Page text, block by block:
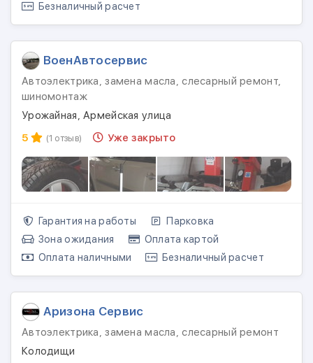
Безналичный расчет
ВоенАвтосервис
Автоэлектрика, замена масла, слесарный ремонт,
шиномонтаж
Урожайная, Армейская улица
5
(1 отзыв) Уже закрыто
Гарантия на работы
Парковка
Зона ожидания
Оплата картой
Оплата наличными
Безналичный расчет
Аризона Сервис
Автоэлектрика, замена масла, слесарный ремонт
Колодищи